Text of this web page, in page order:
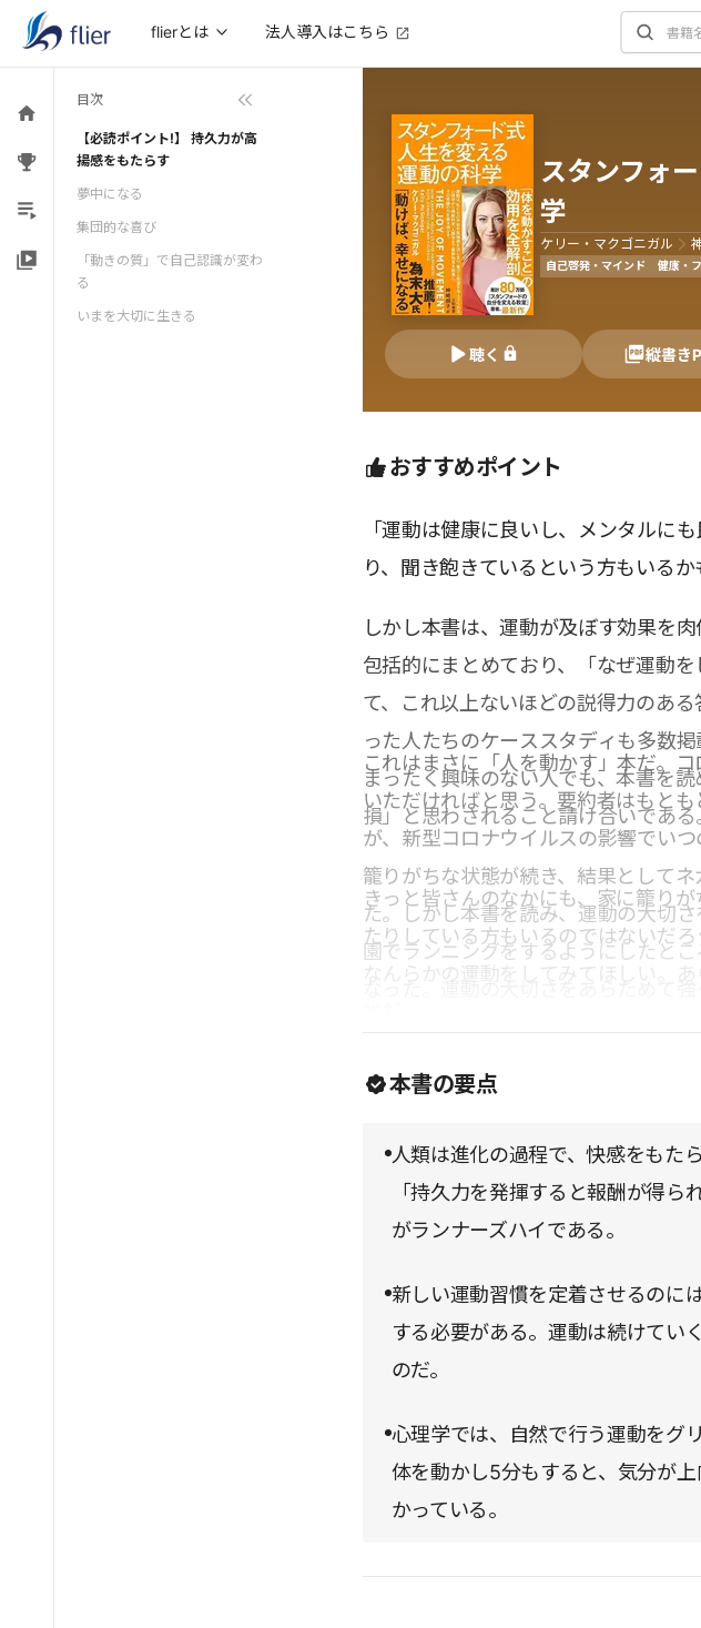
flierとは 法人導入はこちら
目次
【必読ポイント!】 持久力が高
揚感をもたらす
夢中になる
集団的な喜び
「動きの質」で自己認識が変わ
る
いまを大切に生きる
スタンフォ
学
ケリー・マクゴニガル
自己啓発・マインド 健康・
聴く 縦書き
おすすめポイント
「運動は健康に良いし、メンタル
り、聞き飽きているという方もいるか
しかし本書は、運動が及ぼす効果を
包括的にまとめており、「なぜ運動
て、これ以上ないほどの説得力のあ
った人たちのケーススタディも多数
まったく興味のない人でも、本書を
損」と思わされること請け合いである
これはまさに「人を動かす」本だ。
いただければと思う。要約者はもと
が、新型コロナウイルスの影響でい
籠りがちな状態が続き、結果として
た。しかし本書を読み、運動の大切
園でランニングをするようにしたと
きっと皆さんのなかにも、家に籠り
たりしている方もいるのではないだ
なんらかの運動をしてみてほしい。
本書の要点
人類は進化の過程で、快感をもた
「持久力を発揮すると報酬が得
がランナーズハイである。
新しい運動習慣を定着させるのに
する必要がある。運動は続けてい
のだ。
心理学では、自然で行う運動をグ
体を動かし5分もすると、気分が
かっている。